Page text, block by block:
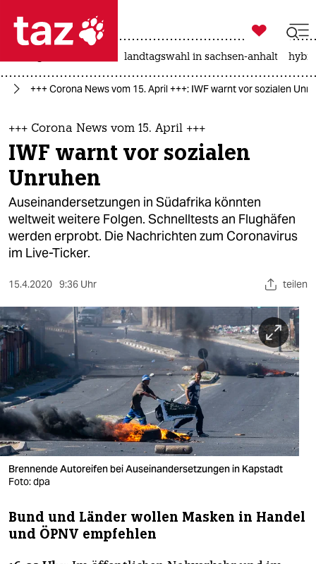
 taz zahl ich
taz zahl ich
themen
politik
öko
gesellschaft
kultur
sport
berlin
nord
wahrheit
verlag
verlag
veranstaltungen
fragen & hilfe

taz zahl ich
landtagswahl in sachsen-anhalt
+++ Corona News vom 15. April +++: IWF warnt vor sozialen
+++ Corona News vom 15. April +++
IWF warnt vor sozialen
Unruhen
Auseinandersetzungen in Südafrika könnten
weltweit weitere Folgen. Schnelltests an Flughäfen
werden erprobt. Die Nachrichten zum Coronavirus
im Live-Ticker.
15.4.2020 9:36 Uhr teilen
Brennende Autoreifen bei Auseinandersetzungen in Kapstadt
Foto: dpa
Bund und Länder wollen Masken in Handel
und ÖPNV empfehlen